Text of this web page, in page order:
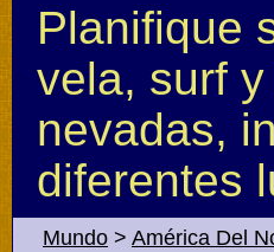
Planifique
vela, surf
nevadas,
diferentes
Mundo > América Del